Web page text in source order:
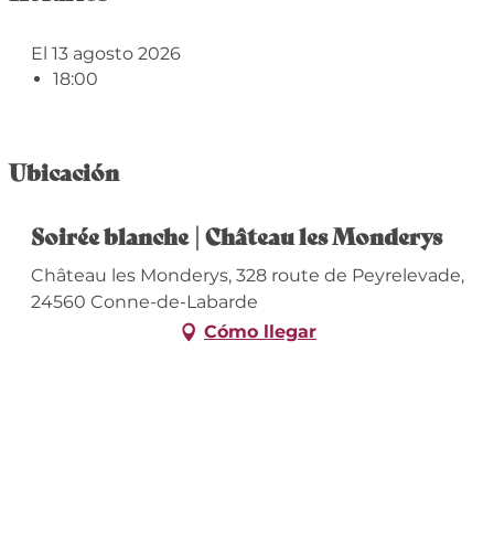
El 13 agosto 2026
18:00
Ubicación
Soirée blanche | Château les Monderys
Château les Monderys, 328 route de Peyrelevade,
24560 Conne-de-Labarde
Cómo llegar